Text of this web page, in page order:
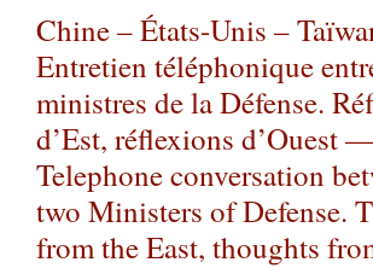
Chine – États-Unis –
Entretien téléphonique
ministres de la Défense.
d’Est, réflexions d’Ouest
Telephone conversation
two Ministers of Defense.
from the East, thoughts